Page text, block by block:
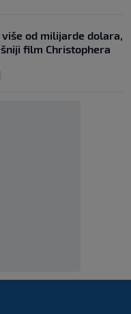
od milijarde dolara,
film Christophera